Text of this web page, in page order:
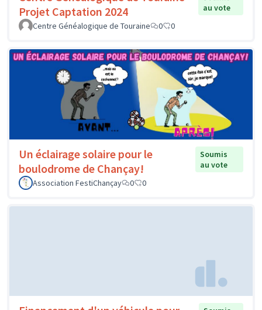
Projet Captation 2024
au vote
Centre Généalogique de Touraine
0 0
Un éclairage solaire pour le
boulodrome de Chançay!
Soumis
au vote
Association FestiChançay
0 0